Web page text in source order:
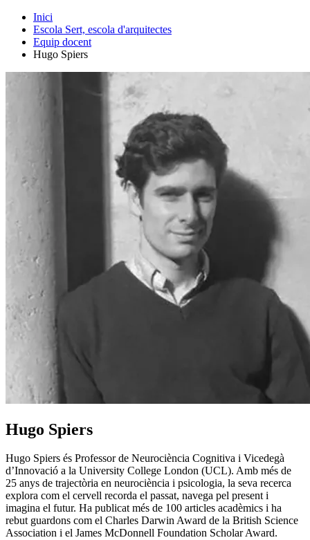
Inici
Escola Sert, escola d'arquitectes
Equip docent
Hugo Spiers
Hugo Spiers
Hugo Spiers és Professor de Neurociència Cognitiva i Vicedegà
d’Innovació a la University College London (UCL). Amb més de
25 anys de trajectòria en neurociència i psicologia, la seva recerca
explora com el cervell recorda el passat, navega pel present i
imagina el futur. Ha publicat més de 100 articles acadèmics i ha
rebut guardons com el Charles Darwin Award de la British Science
Association i el James McDonnell Foundation Scholar Award.